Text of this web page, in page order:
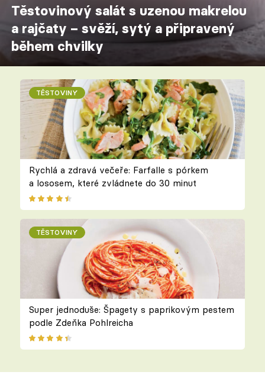
Těstovinový salát s uzenou makrelou
a rajčaty – svěží, sytý a připravený
během chvilky
TĚSTOVINY
Rychlá a zdravá večeře: Farfalle s pórkem
a lososem, které zvládnete do 30 minut
TĚSTOVINY
Super jednoduše: Špagety s paprikovým pestem
podle Zdeňka Pohlreicha